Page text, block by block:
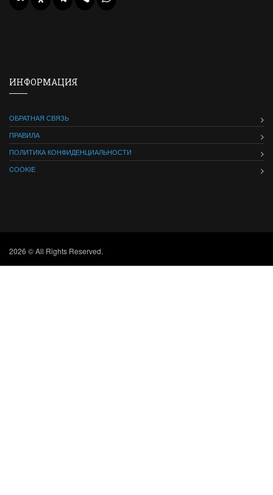
ИНФОРМАЦИЯ
ОБРАТНАЯ СВЯЗЬ
ПРАВИЛА
ПОЛИТИКА КОНФИДЕНЦИАЛЬНОСТИ
COOKIE
2026 © All Rights Reserved.